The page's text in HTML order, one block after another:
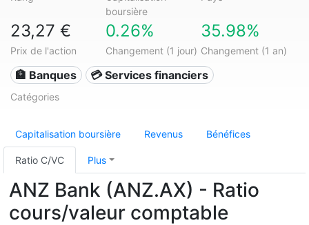
boursière
23,27 €
Prix de l'action
0.26%
Changement (1 jour)
35.98%
Changement (1 an)
🏦 Banques 💳 Services financiers
Catégories
Capitalisation boursière Revenus Bénéfices
Ratio C/VC Plus
ANZ Bank (ANZ.AX) - Ratio
cours/valeur comptable